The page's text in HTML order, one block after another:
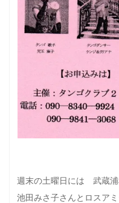
週末の土曜日には 武蔵
池田みさ子さんとロスア